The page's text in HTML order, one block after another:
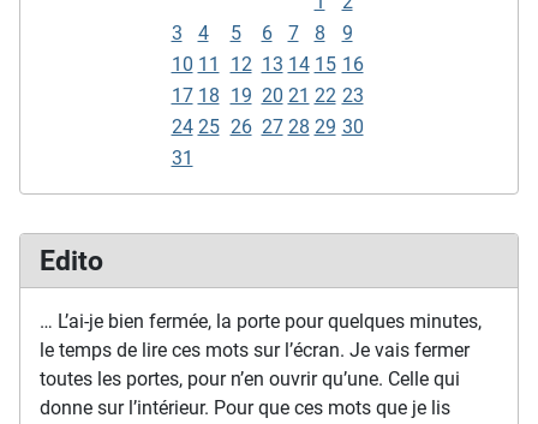
Edito
… L’ai-je bien fermée, la porte pour quelques minutes,
le temps de lire ces mots sur l’écran. Je vais fermer
toutes les portes, pour n’en ouvrir qu’une. Celle qui
donne sur l’intérieur. Pour que ces mots que je lis
3
4 5 6 7 8
9
10 11 12 13 14 15 16
17 18 19 20 21 22 23
24 25 26 27 28 29 30
31